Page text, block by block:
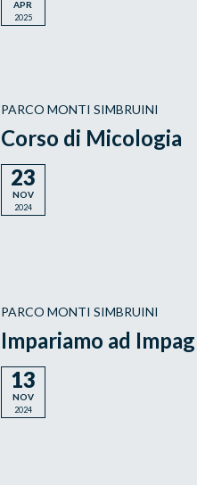
APR
2025
PARCO MONTI SIMBRUINI
Corso di Micologia
23
NOV
2024
PARCO MONTI SIMBRUINI
Impariamo ad
13
NOV
2024